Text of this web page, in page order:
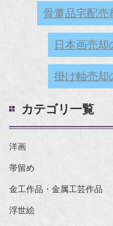
骨董品宅配売
日本画売却
掛け軸売却
カテゴリ一覧
洋画
帯留め
金工作品・金属工芸作品
浮世絵